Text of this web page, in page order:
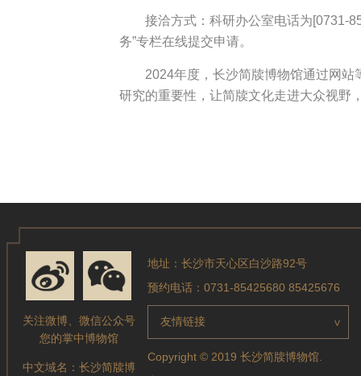
接洽方式：科研办公室电话为[0731-
务”专栏在线提交申请。
2024年度，长沙简牍博物馆通过网
研究的重要性，让简牍文化走进大众视野
关注微博、微信公众号
您的掌中博物馆
中文域名： 长沙简牍博
地址：长沙市天心区白沙路92号
预约电话：0731-85425680 85425676
友情链接 >
Copyright © 2019 长沙简牍博物馆.